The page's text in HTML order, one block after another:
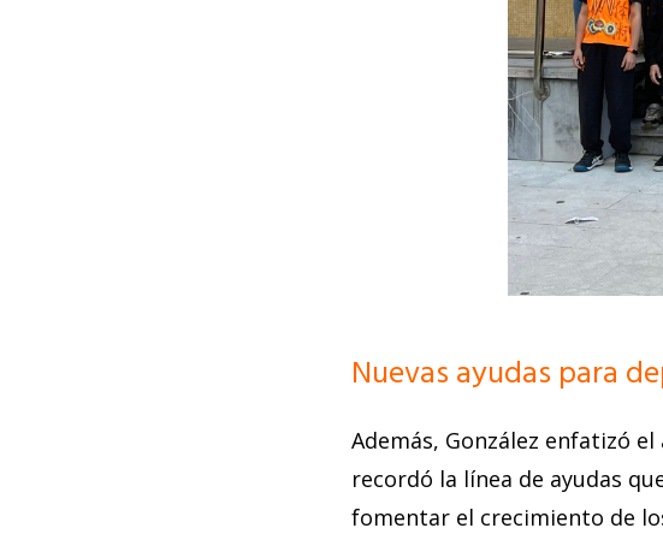
Nuevas ayudas para
Además, González enfatizó
recordó la línea de ayudas
fomentar el crecimiento de